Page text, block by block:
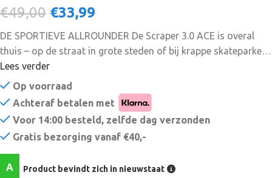
€49,00 €33,99
DE SPORTIEVE ALLROUNDER De Scraper 3.0 ACE is overal
thuis – op de straat in grote steden of bij krappe skateparken.
Commuters en lifestyle-sporters vertrouwen op helmen met
harde schaal die robuust zijn en er sportief uitzien. De ABUS
Scraper 3.0 ACE met unieke verwerking van de dubbele schaal
ziet er modern en cool uit en biedt de nodige bescherming
tijdens het sporten en fietsen in de stad. De optionele
winterkit en de Vent-Cover houden het hoofd warm op koude
dagen. De Scraper 3.0 ACE is de juiste keuze voor iedere urban
en stijlvolle fietser.
Lees verder
Op voorraad
Achteraf betalen met
Voor 14:00 besteld, zelfde dag verzonden
Gratis bezorging vanaf €40,-
A Product bevindt zich in nieuwstaat